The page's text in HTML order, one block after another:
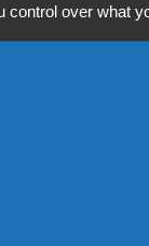
over what